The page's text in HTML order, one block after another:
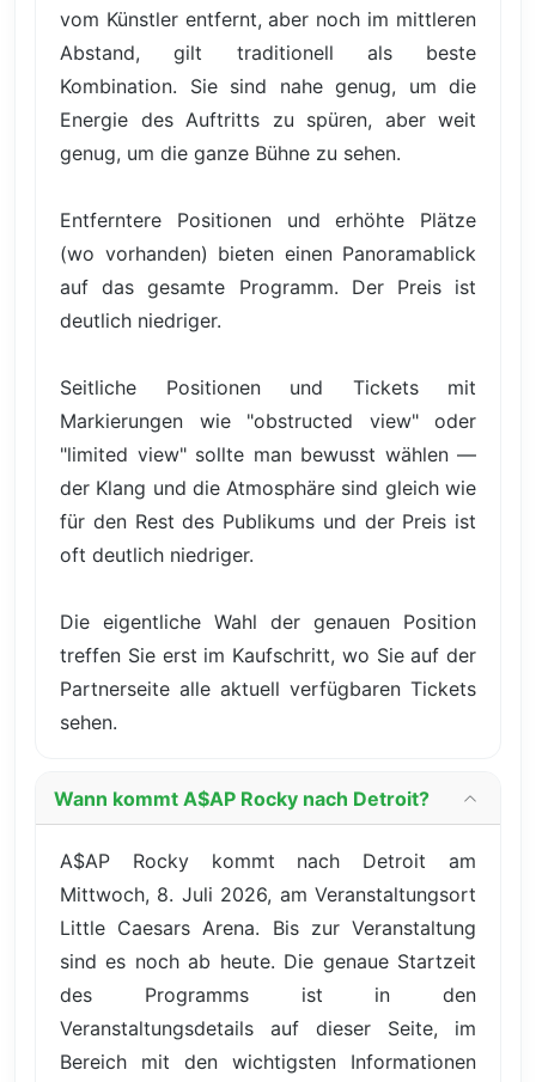
vom Künstler entfernt, aber noch im mittleren
Abstand, gilt traditionell als beste
Kombination. Sie sind nahe genug, um die
Energie des Auftritts zu spüren, aber weit
genug, um die ganze Bühne zu sehen.
Entferntere Positionen und erhöhte Plätze
(wo vorhanden) bieten einen Panoramablick
auf das gesamte Programm. Der Preis ist
deutlich niedriger.
Seitliche Positionen und Tickets mit
Markierungen wie "obstructed view" oder
"limited view" sollte man bewusst wählen —
der Klang und die Atmosphäre sind gleich wie
für den Rest des Publikums und der Preis ist
oft deutlich niedriger.
Die eigentliche Wahl der genauen Position
treffen Sie erst im Kaufschritt, wo Sie auf der
Partnerseite alle aktuell verfügbaren Tickets
sehen.
Wann kommt A$AP Rocky nach Detroit?
A$AP Rocky kommt nach Detroit am
Mittwoch, 8. Juli 2026, am Veranstaltungsort
Little Caesars Arena. Bis zur Veranstaltung
sind es noch ab heute. Die genaue Startzeit
des Programms ist in den
Veranstaltungsdetails auf dieser Seite, im
Bereich mit den wichtigsten Informationen